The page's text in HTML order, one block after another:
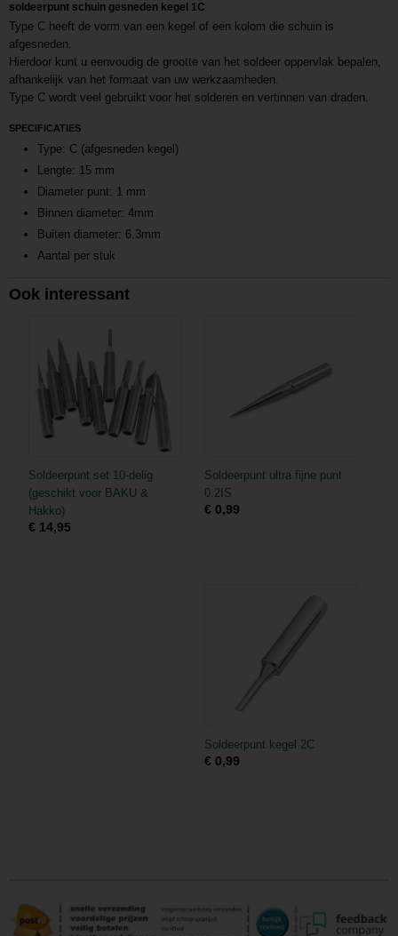
soldeerpunt schuin gesneden kegel 1C
Type C heeft de vorm van een kegel of een kolom die schuin is
afgesneden.
Hierdoor kunt u eenvoudig de grootte van het soldeer oppervlak bepalen,
afhankelijk van het formaat van uw werkzaamheden.
Type C wordt veel gebruikt voor het solderen en vertinnen van draden.
SPECIFICATIES
Type: C (afgesneden kegel)
Lengte: 15 mm
Diameter punt: 1 mm
Binnen diameter: 4mm
Buiten diameter: 6.3mm
Aantal per stuk
Ook interessant
Soldeerpunt set 10-delig
(geschikt voor BAKU &
Hakko)
€ 14,95
Soldeerpunt ultra fijne punt
0.2IS
€ 0,99
Soldeerpunt kegel 2C
€ 0,99